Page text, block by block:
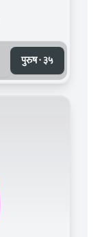
पुरुष · ३५